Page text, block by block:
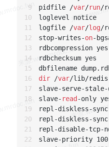
pidfile /var/run/
loglevel notice
logfile /var/log/
stop-writes-on-
rdbcompression yes
rdbchecksum yes
dir /var/lib/redis
slave-serve-stale-
slave- read -only
repl-diskless-sync
repl-diskless-
repl-disable-tcp-
slave-priority 100